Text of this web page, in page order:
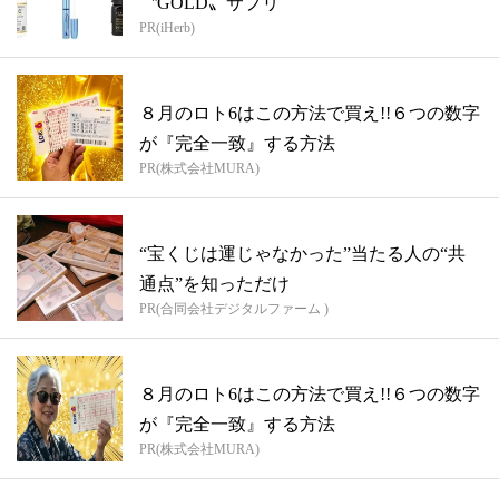
PR(iHerb)
８月のロト6はこの方法で買え!!６つの数字
が『完全一致』する方法
PR(株式会社MURA)
“宝くじは運じゃなかった”当たる人の“共
通点”を知っただけ
PR(合同会社デジタルファーム )
８月のロト6はこの方法で買え!!６つの数字
が『完全一致』する方法
PR(株式会社MURA)